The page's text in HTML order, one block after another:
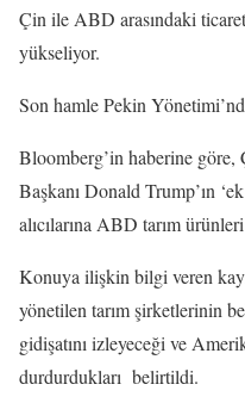
Çin ile ABD arasındaki
yükseliyor.
Son hamle Pekin
Bloomberg’in haberine
Başkanı Donald Trump’ın
alıcılarına ABD tarım
Konuya ilişkin bilgi veren
yönetilen tarım şirketlerinin
gidişatını izleyeceği ve
durdurdukları belirtildi.